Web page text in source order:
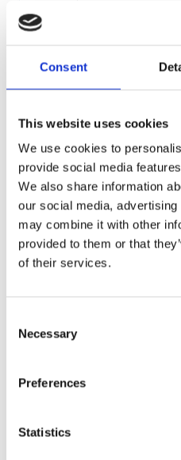
Consent
This website uses cookies
We use cookies to
provide social media
We also share information
our social media,
may combine it with other
provided to them or that
of their services.
Selection
Necessary
Preferences
Statistics
Dwell Time Impact
How small changes in
outcomes.